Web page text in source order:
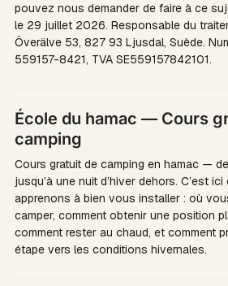
pouvez nous demander de faire à ce
le 29 juillet 2026. Responsable du
Överälve 53, 827 93 Ljusdal, Suède.
559157-8421, TVA SE559157842101.
École du hamac — Cours
camping
Cours gratuit de camping en hamac —
jusqu’à une nuit d’hiver dehors. C’est
apprenons à bien vous installer : où
camper, comment obtenir une position
comment rester au chaud, et comment
étape vers les conditions hivernales.